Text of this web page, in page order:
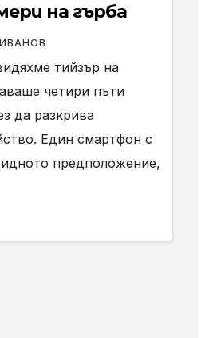
на гърба
тийзър на
четири пъти
да разкрива
Един смартфон с
предположение,